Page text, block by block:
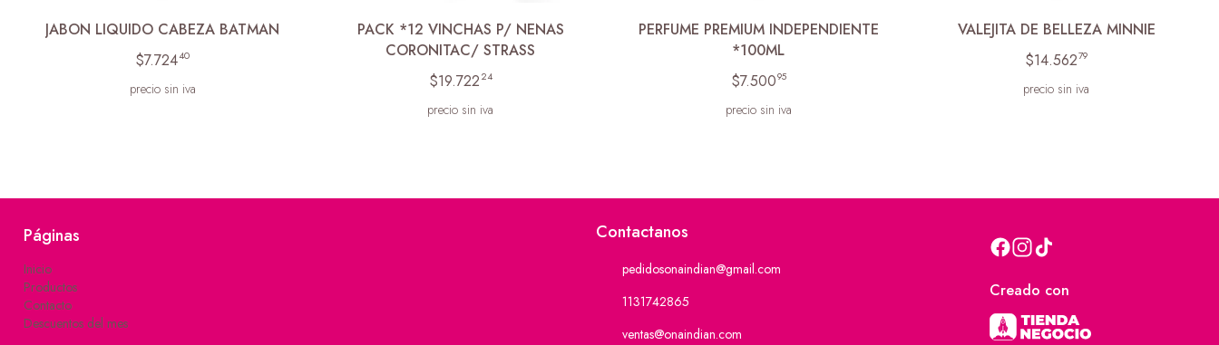
JABON LIQUIDO CABEZA BATMAN
$7.72440
precio sin iva
PACK *12 VINCHAS P/ NENAS
CORONITAC/ STRASS
$19.722 24
precio sin iva
PERFUME PREMIUM INDEPENDIENTE
*100ML
$7.50095
precio sin iva
VALEJITA DE BELLEZA MINNIE
$14.56279
precio sin iva
Páginas
Inicio
Productos
Contacto
Descuentos del mes
Contactanos
pedidosonaindian@gmail.com
1131742865
ventas@onaindian.com
Creado con